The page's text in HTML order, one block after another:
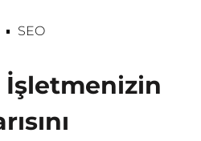
SEO
İşletmenizin